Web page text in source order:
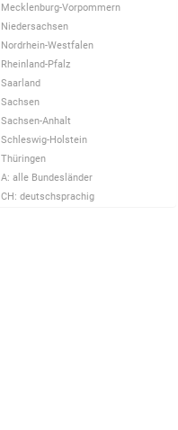
Mecklenburg-Vorpommern
Niedersachsen
Nordrhein-Westfalen
Rheinland-Pfalz
Saarland
Sachsen
Sachsen-Anhalt
Schleswig-Holstein
Thüringen
A: alle Bundesländer
CH: deutschsprachig